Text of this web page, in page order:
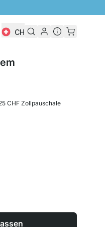
CH
CHF Zollpauschale